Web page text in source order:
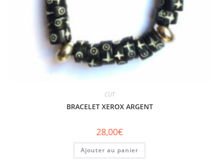
CUT
BRACELET XEROX ARGENT
28,00€
Ajouter au panier